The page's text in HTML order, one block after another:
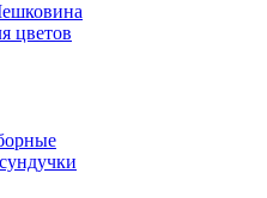
цветов